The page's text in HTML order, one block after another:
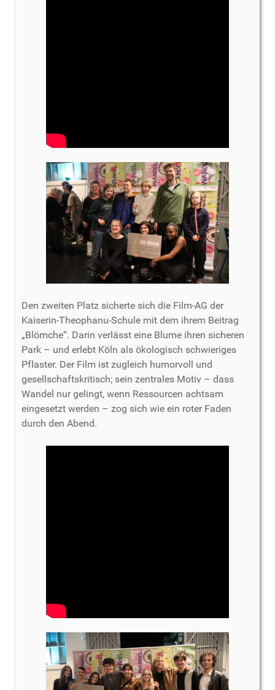
Den zweiten Platz sicherte sich die Film-AG der
Kaiserin-Theophanu-Schule mit dem ihrem Beitrag
„Blömche“. Darin verlässt eine Blume ihren sicheren
Park – und erlebt Köln als ökologisch schwieriges
Pflaster. Der Film ist zugleich humorvoll und
gesellschaftskritisch; sein zentrales Motiv – dass
Wandel nur gelingt, wenn Ressourcen achtsam
eingesetzt werden – zog sich wie ein roter Faden
durch den Abend.